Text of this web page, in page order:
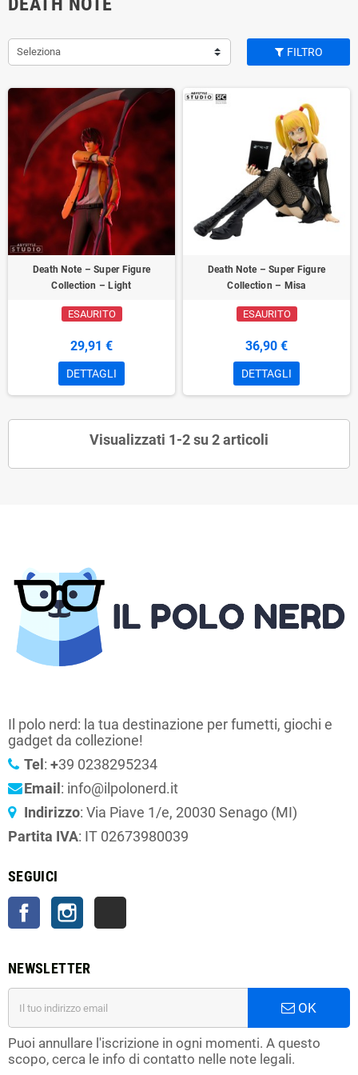
Seleziona FILTRO
Death Note – Super Figure
Collection – Light
ESAURITO
29,91 €
DETTAGLI
Death Note – Super Figure
Collection – Misa
ESAURITO
36,90 €
DETTAGLI
Visualizzati 1-2 su 2 articoli
Il polo nerd: la tua destinazione per fumetti, giochi e
gadget da collezione!
Tel : +39 0238295234
Email : info@ilpolonerd.it
Indirizzo: Via Piave 1/e, 20030 Senago (MI)
Partita IVA: IT 02673980039
SEGUICI
FacebookInstagram
NEWSLETTER
OK
Puoi annullare l'iscrizione in ogni momenti. A questo
scopo, cerca le info di contatto nelle note legali.